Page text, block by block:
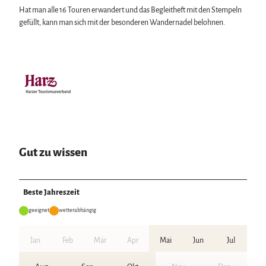
Hat man alle 16 Touren erwandert und das Begleitheft mit den Stempeln
gefüllt, kann man sich mit der besonderen Wandernadel belohnen.
Gut zu wissen
Beste Jahreszeit
geeignet wetterabhängig
Jan Feb Mär Apr Mai Jun Jul